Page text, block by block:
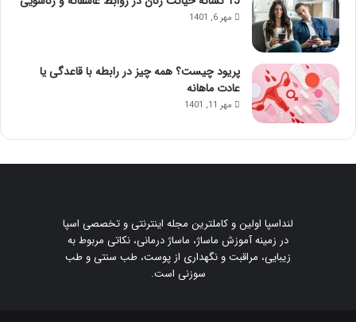
مهر 6, 1401
پریود چیست؟ همه چیز در رابطه با قاعدگی یا
عادت ماهانه
مهر 11, 1401
لنداسپا اولین و کاملترین مجله اینترنتی و تخصصی اسپا
در زمینه آموزش ماساژ، ماساژ درمانی، نکاتی مربوط به
زیبایی، مراقبت و نگهداری از پوست، طب سنتی و طب
سوزنی است.